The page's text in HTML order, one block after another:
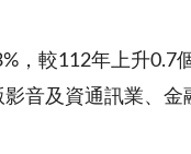
，較112年上升0.7
音及資通訊業、金